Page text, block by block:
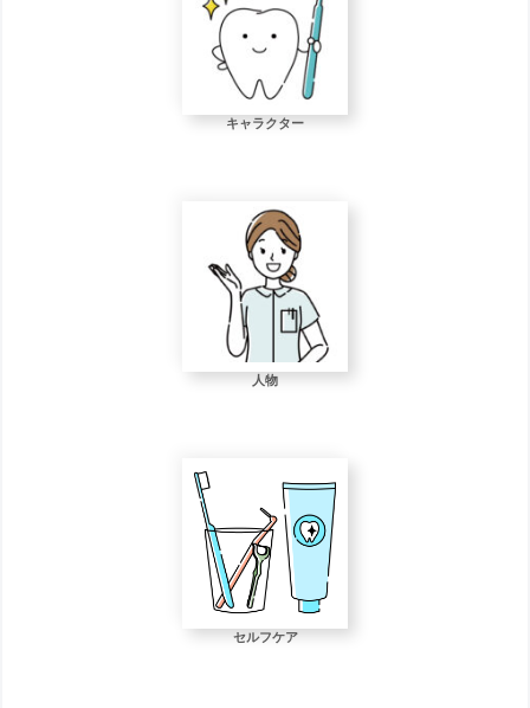
キャラクター
人物
セルフケア